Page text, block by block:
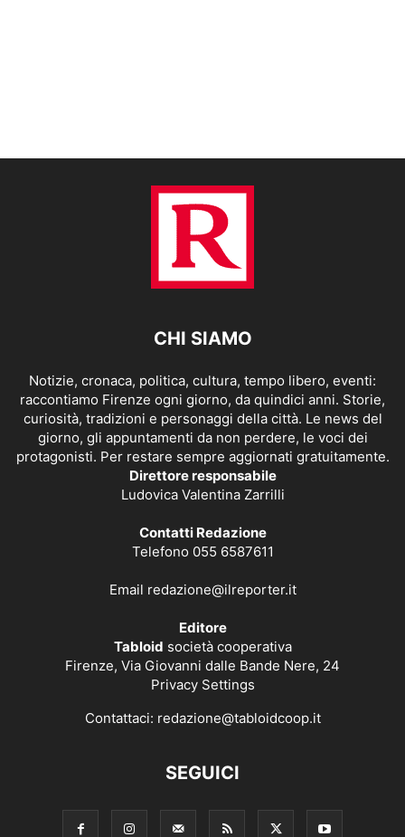
CHI SIAMO
Notizie, cronaca, politica, cultura, tempo libero, eventi:
raccontiamo Firenze ogni giorno, da quindici anni. Storie,
curiosità, tradizioni e personaggi della città. Le news del
giorno, gli appuntamenti da non perdere, le voci dei
protagonisti. Per restare sempre aggiornati gratuitamente.
Direttore responsabile
Ludovica Valentina Zarrilli
Contatti Redazione
Telefono 055 6587611
Email redazione@ilreporter.it
Editore
Tabloid società cooperativa
Firenze, Via Giovanni dalle Bande Nere, 24
Privacy Settings
Contattaci: redazione@tabloidcoop.it
SEGUICI